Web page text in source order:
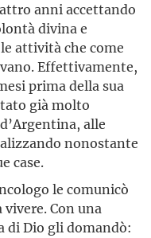
anni accettando
divina e
attività che come
Effettivamente,
prima della sua
già molto
alle
nonostante
case.
le comunicò
Con una
di Dio gli domandò: